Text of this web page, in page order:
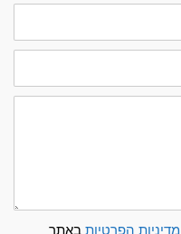
מדיניות הפרטיות באתר